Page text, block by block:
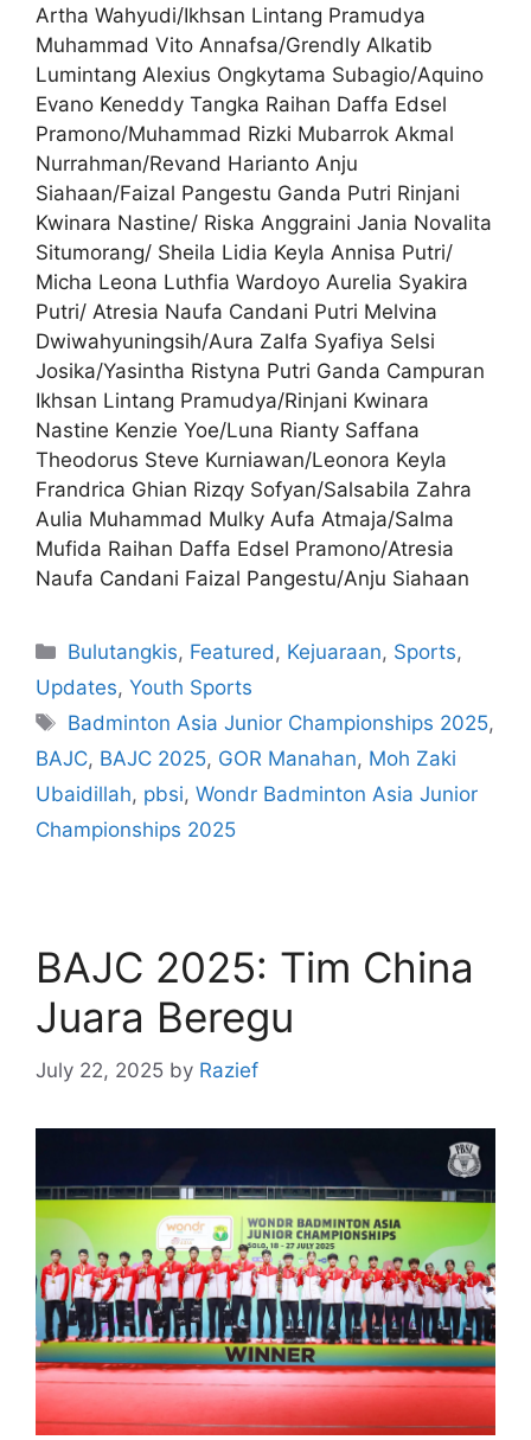
Artha Wahyudi/Ikhsan Lintang Pramudya
Muhammad Vito Annafsa/Grendly Alkatib
Lumintang Alexius Ongkytama Subagio/Aquino
Evano Keneddy Tangka Raihan Daffa Edsel
Pramono/Muhammad Rizki Mubarrok Akmal
Nurrahman/Revand Harianto Anju
Siahaan/Faizal Pangestu Ganda Putri Rinjani
Kwinara Nastine/ Riska Anggraini Jania Novalita
Situmorang/ Sheila Lidia Keyla Annisa Putri/
Micha Leona Luthfia Wardoyo Aurelia Syakira
Putri/ Atresia Naufa Candani Putri Melvina
Dwiwahyuningsih/Aura Zalfa Syafiya Selsi
Josika/Yasintha Ristyna Putri Ganda Campuran
Ikhsan Lintang Pramudya/Rinjani Kwinara
Nastine Kenzie Yoe/Luna Rianty Saffana
Theodorus Steve Kurniawan/Leonora Keyla
Frandrica Ghian Rizqy Sofyan/Salsabila Zahra
Aulia Muhammad Mulky Aufa Atmaja/Salma
Mufida Raihan Daffa Edsel Pramono/Atresia
Naufa Candani Faizal Pangestu/Anju Siahaan
Bulutangkis, Featured, Kejuaraan, Sports,
Updates, Youth Sports
Badminton Asia Junior Championships 2025,
BAJC, BAJC 2025, GOR Manahan, Moh Zaki
Ubaidillah, pbsi, Wondr Badminton Asia Junior
Championships 2025
BAJC 2025: Tim China
Juara Beregu
July 22, 2025 by Razief